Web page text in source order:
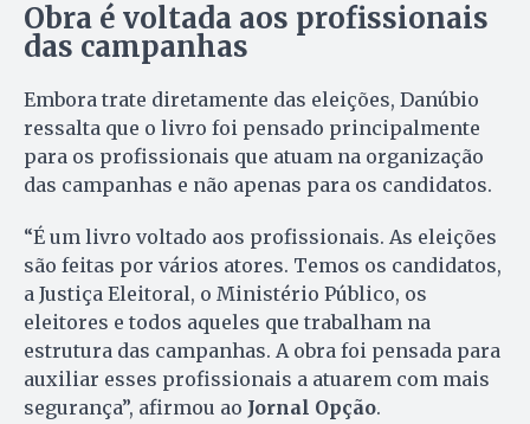
Obra é voltada aos profissionais
das campanhas
Embora trate diretamente das eleições, Danúbio
ressalta que o livro foi pensado principalmente
para os profissionais que atuam na organização
das campanhas e não apenas para os candidatos.
“É um livro voltado aos profissionais. As eleições
são feitas por vários atores. Temos os candidatos,
a Justiça Eleitoral, o Ministério Público, os
eleitores e todos aqueles que trabalham na
estrutura das campanhas. A obra foi pensada para
auxiliar esses profissionais a atuarem com mais
segurança”, afirmou ao Jornal Opção.